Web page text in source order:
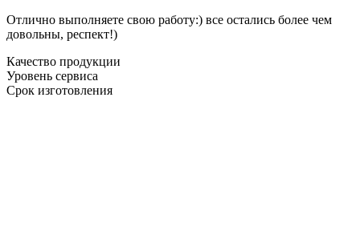
Отлично выполняете свою работу:) все остались более чем
довольны, респект!)
Качество продукции
Уровень сервиса
Срок изготовления